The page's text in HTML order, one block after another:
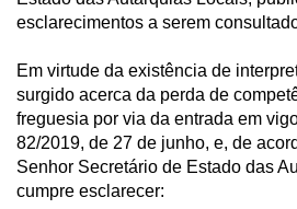
esclarecimentos a serem
Em virtude da existência de
surgido acerca da perda de
freguesia por via da entrada em
82/2019, de 27 de junho, e, de
Senhor Secretário de Estado das
cumpre esclarecer: